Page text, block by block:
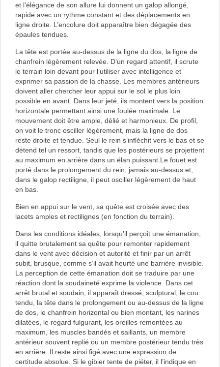
et l’élégance de son allure lui donnent un galop allongé,
rapide avec un rythme constant et des déplacements en
ligne droite. L’encolure doit apparaître bien dégagée des
épaules tendues.
La tête est portée au-dessus de la ligne du dos, la ligne de
chanfrein légèrement relevée. D’un regard attentif, il scrute
le terrain loin devant pour l’utiliser avec intelligence et
exprimer sa passion de la chasse. Les membres antérieurs
doivent aller chercher leur appui sur le sol le plus loin
possible en avant. Dans leur jeté, ils montent vers la position
horizontale permettant ainsi une foulée maximale. Le
mouvement doit être ample, délié et harmonieux. De profil,
on voit le tronc osciller légèrement, mais la ligne de dos
reste droite et tendue. Seul le rein s’infléchit vers le bas et se
détend tel un ressort, tandis que les postérieurs se projettent
au maximum en arrière dans un élan puissant.Le fouet est
porté dans le prolongement du rein, jamais au-dessus et,
dans le galop rectiligne, il peut osciller légèrement de haut
en bas.
Bien en appui sur le vent, sa quête est croisée avec des
lacets amples et rectilignes (en fonction du terrain).
Dans les conditions idéales, lorsqu’il perçoit une émanation,
il quitte brutalement sa quête pour remonter rapidement
dans le vent avec décision et autorité et finir par un arrêt
subit, brusque, comme s’il avait heurté une barrière invisible.
La perception de cette émanation doit se traduire par une
réaction dont la soudaineté exprime la violence. Dans cet
arrêt brutal et soudain, il apparaît dressé, sculptural, le cou
tendu, la tête dans le prolongement ou au-dessus de la ligne
de dos, le chanfrein horizontal ou bien montant, les narines
dilatées, le regard fulgurant, les oreilles remontées au
maximum, les muscles bandés et saillants, un membre
antérieur souvent replié ou un membre postérieur tendu très
en arrière. Il reste ainsi figé avec une expression de
certitude absolue. Si le gibier tente de piéter, il l’indique en